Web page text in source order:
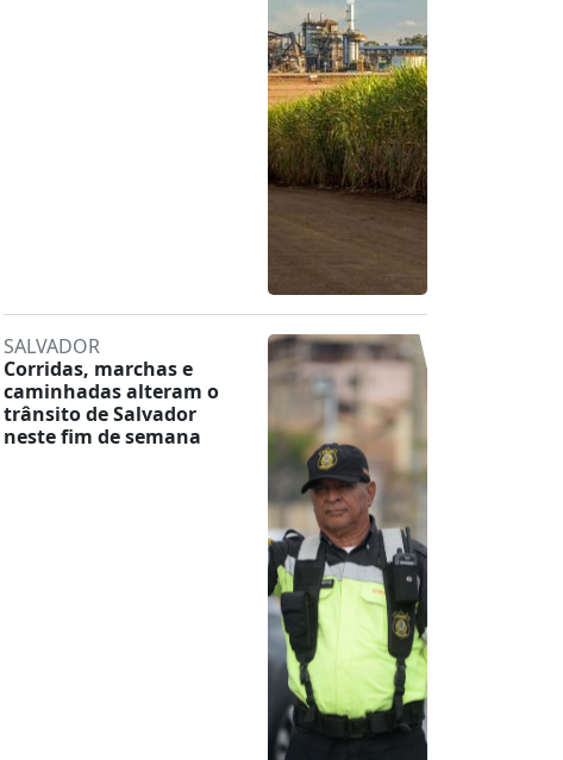
SALVADOR
Corridas, marchas e
caminhadas alteram o
trânsito de Salvador
neste fim de semana